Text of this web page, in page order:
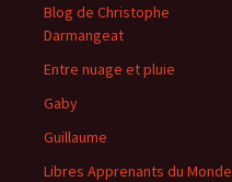
Blog de Christophe
Darmangeat
Entre nuage et pluie
Gaby
Guillaume
Libres Apprenants du Monde